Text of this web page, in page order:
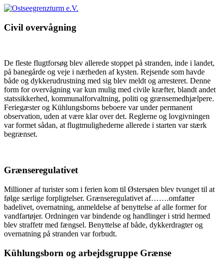
Civil overvågning
De fleste flugtforsøg blev allerede stoppet på stranden, inde i landet,
på banegårde og veje i nærheden af kysten. Rejsende som havde
både og dykkerudrustning med sig blev meldt og arresteret. Denne
form for overvågning var kun mulig med civile kræfter, blandt andet
statssikkerhed, kommunalforvaltning, politi og grænsemedhjælpere.
Feriegæster og Kühlungsborns beboere var under permanent
observation, uden at være klar over det. Reglerne og lovgivningen
var formet sådan, at flugtmulighederne allerede i starten var stærk
begrænset.
Grænseregulativet
Millioner af turister som i ferien kom til Østersøen blev tvunget til at
følge særlige forpligtelser. Grænseregulativet af…….omfatter
badelivet, overnatning, anmeldelse af benyttelse af alle former for
vandfartøjer. Ordningen var bindende og handlinger i strid hermed
blev straffetr med fængsel. Benyttelse af både, dykkerdragter og
overnatning på stranden var forbudt.
Kühlungsborn og arbejdsgruppe Grænse